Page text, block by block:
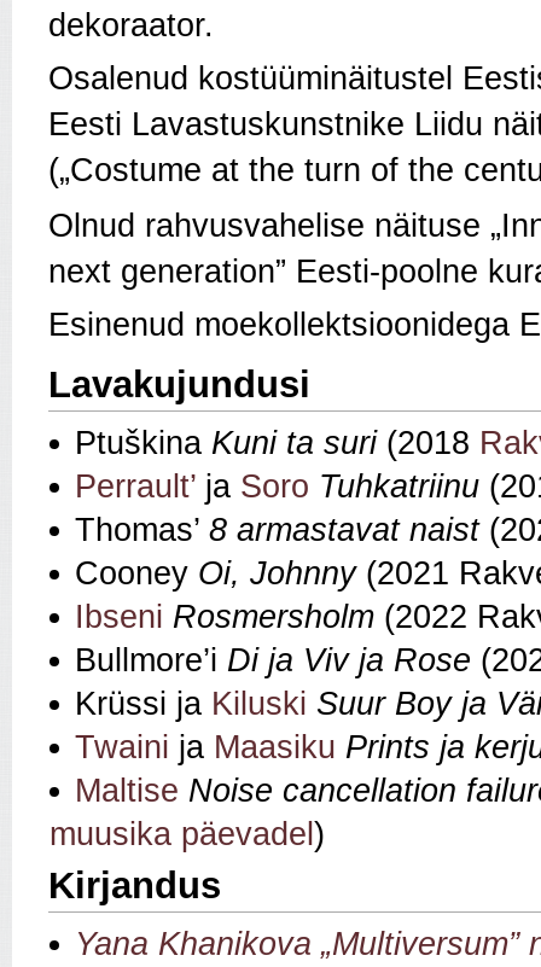
dekoraator.
Osalenud kostüüminäitustel
Eesti Lavastuskunstnike Liidu
(„Costume at the turn of the
Olnud rahvusvahelise näituse
next generation” Eesti-poolne
Esinenud moekollektsioonidega
Lavakujundusi
Ptuškina Kuni ta suri(2018
Perrault’ ja Soro Tuhkatriinu
Thomas’ 8 armastavat naist
Cooney Oi, Johnny(2021
Ibseni Rosmersholm (2022
Bullmore’i Di ja Viv ja Rose
Krüssi ja Kiluski Suur Boy ja
Twaini ja Maasiku Prints ja
Maltise Noise cancellation
muusika päevadel )
Kirjandus
Yana Khanikova